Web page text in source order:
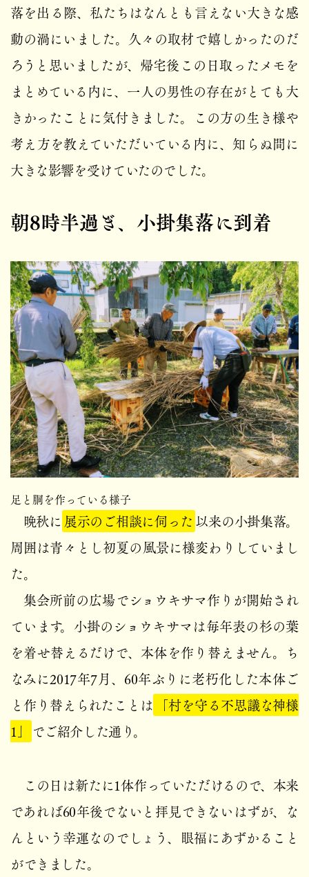
落を出る際、私たちはなんとも言えない大きな感
動の渦にいました。久々の取材で嬉しかったのだ
ろうと思いましたが、帰宅後この日取ったメモを
まとめている内に、一人の男性の存在がとても大
きかったことに気付きました。この方の生き様や
考え方を教えていただいている内に、知らぬ間に
大きな影響を受けていたのでした。
朝8時半過ぎ、小掛集落に到着
足と胴を作っている様子
晩秋に展示のご相談に伺った以来の小掛集落。
周囲は青々とし初夏の風景に様変わりしていまし
た。
集会所前の広場でショウキサマ作りが開始され
ています。小掛のショウキサマは毎年表の杉の葉
を着せ替えるだけで、本体を作り替えません。ち
なみに2017年7月、60年ぶりに老朽化した本体ご
と作り替えられたことは 「村を守る不思議な神様
1」 でご紹介した通り。
この日は新たに1体作っていただけるので、本来
であれば60年後でないと拝見できないはずが、な
んという幸運なのでしょう、眼福にあずかること
ができました。